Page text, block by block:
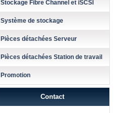
Stockage Fibre Channel et iSCSI
Système de stockage
Pièces détachées Serveur
Pièces détachées Station de travail
Promotion
Contact